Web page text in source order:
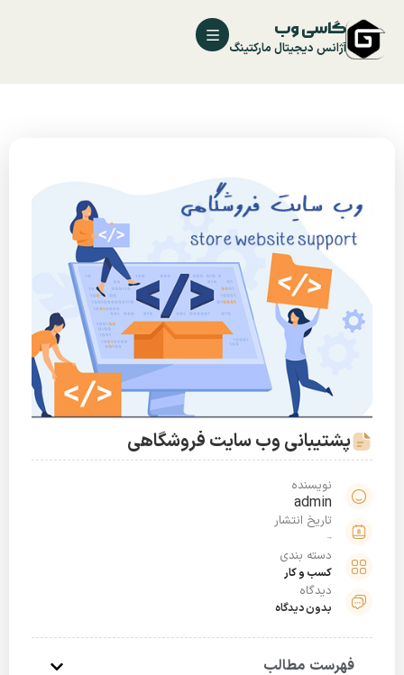
گاسی وب
آژانس دیجیتال مارکتینگ
پشتیبانی وب سایت فروشگاهی
نویسنده
admin
تاریخ انتشار
دسته بندی
کسب و کار
دیدگاه
بدون دیدگاه
فهرست مطالب